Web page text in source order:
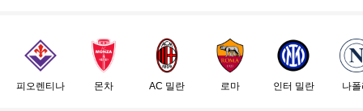
피오렌티나 몬차 AC 밀란 로마 인터 밀란 나